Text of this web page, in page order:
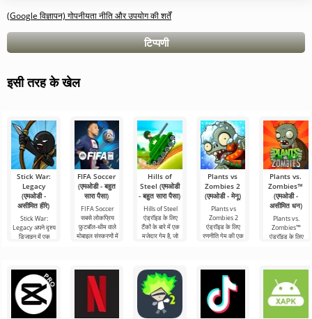
(Google विज्ञापन) गोपनीयता नीति और उपयोग की शर्तें
टिप्पणी
इसी तरह के खेल
Stick War:
Legacy
(एमओडी -
असीमित हीरे)
Stick War:
Legacy अपने दृश्य
डिजाइन में एक
FIFA Soccer
(एमओडी - बहुत
सारा पैसा)
FIFA Soccer
सबसे लोकप्रिय
फ़ुटबॉल-थीम वाले
मोबाइल संस्करणों में
Hills of
Steel (एमओडी
- बहुत सारा पैसा)
Hills of Steel
एंड्रॉइड के लिए
टैंकों के बारे में एक
मजेदार गेम है, जो
Plants vs
Zombies 2
(एमओडी - मेनू)
Plants vs
Zombies 2
एंड्रॉइड के लिए
रणनीति गेम की एक
Plants vs.
Zombies™
(एमओडी -
असीमित धन)
Plants vs.
Zombies™
एंड्रॉइड के लिए
शैली में